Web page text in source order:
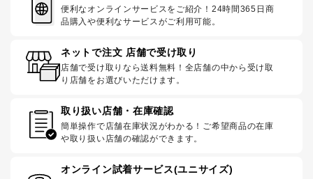
便利なオンラインサービスをご紹介！24時間365日商
品購入や便利なサービスがご利用可能。
ネットで注文 店舗で受け取り
店舗で受け取りなら送料無料！全店舗の中から受け取
り店舗をお選びいただけます。
取り扱い店舗・在庫確認
簡単操作で店舗在庫状況がわかる！ご希望商品の在庫
や取り扱い店舗の確認ができます。
オンライン試着サービス(ユニサイズ)